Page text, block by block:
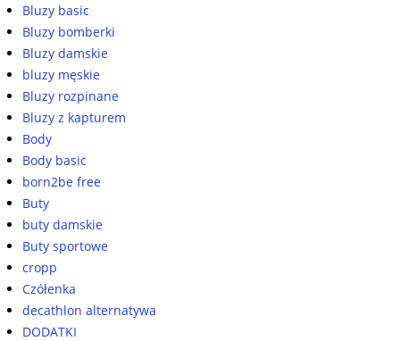
Bluzy basic
Bluzy bomberki
Bluzy damskie
bluzy męskie
Bluzy rozpinane
Bluzy z kapturem
Body
Body basic
born2be free
Buty
buty damskie
Buty sportowe
cropp
Czółenka
decathlon alternatywa
DODATKI